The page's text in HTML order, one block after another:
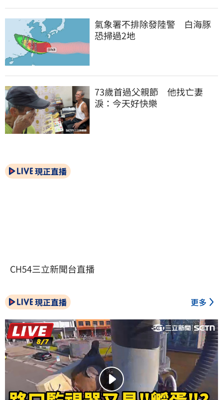
氣象署不排除發陸警　白海豚
恐掃過2地
73歲首過父親節　他找亡妻
淚：今天好快樂
現正直播
CH54三立新聞台直播
現正直播 更多